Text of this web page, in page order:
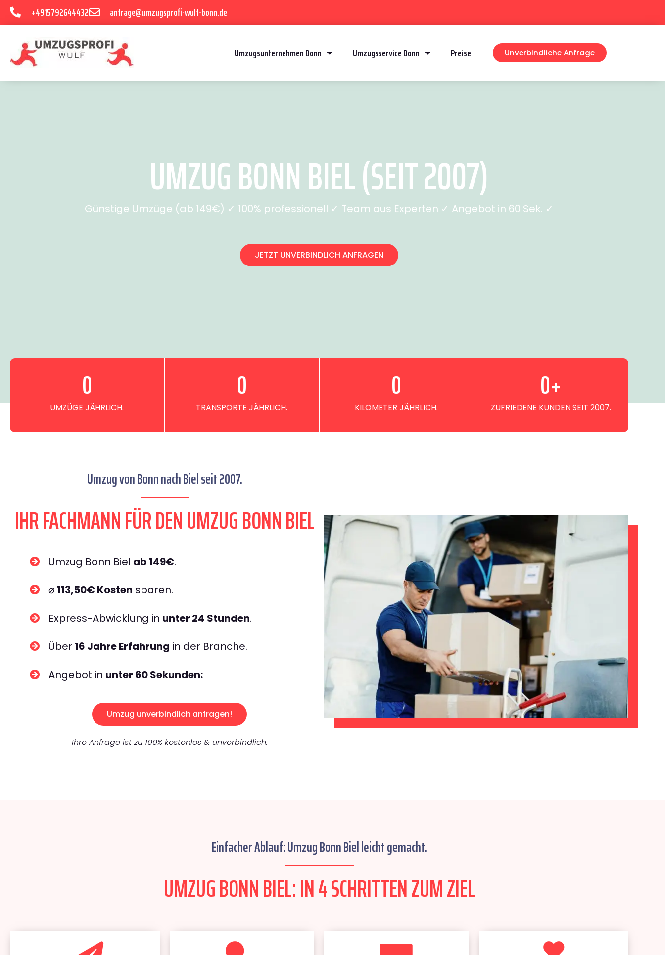
+4915792644432 anfrage@umzugsprofi-wulf-bonn.de
Umzugsunternehmen Bonn Umzugsservice Bonn Preise Unverbindliche Anfrage
UMZUG BONN BIEL (SEIT 2007)
Günstige Umzüge (ab 149€) ✓ 100% professionell ✓ Team aus Experten ✓ Angebot in 60 Sek. ✓
JETZT UNVERBINDLICH ANFRAGEN
UMZÜGE JÄHRLICH.
0
TRANSPORTE JÄHRLICH.
0
KILOMETER JÄHRLICH.
0
ZUFRIEDENE KUNDEN SEIT 2007.
0+
Umzug von Bonn nach Biel seit 2007.
IHR FACHMANN FÜR DEN UMZUG BONN BIEL
Umzug Bonn Biel ab 149€.
⌀ 113,50€ Kosten sparen.
Express-Abwicklung in unter 24 Stunden.
Über 16 Jahre Erfahrung in der Branche.
Angebot in unter 60 Sekunden:
Umzug unverbindlich anfragen!
Ihre Anfrage ist zu 100% kostenlos & unverbindlich.
Einfacher Ablauf: Umzug Bonn Biel leicht gemacht.
UMZUG BONN BIEL: IN 4 SCHRITTEN ZUM ZIEL